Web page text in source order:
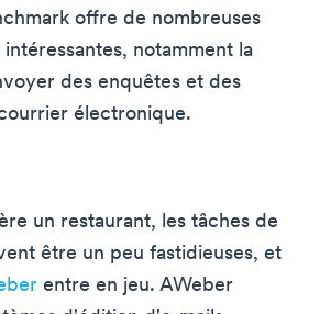
offre de nombreuses
notamment la
des enquêtes et des
électronique.
un restaurant, les tâches de
être un peu fastidieuses, et
entre en jeu. AWeber